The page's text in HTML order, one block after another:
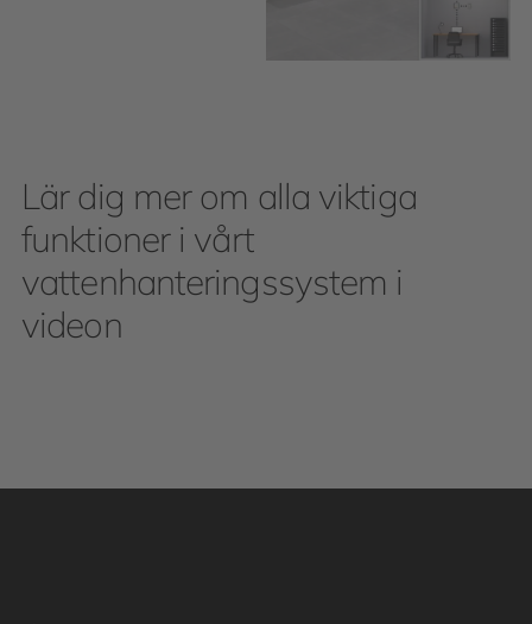
Lär dig mer om alla viktiga
funktioner i vårt
vattenhanteringssystem i
videon